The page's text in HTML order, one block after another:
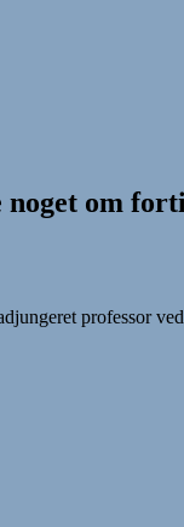
om
professor